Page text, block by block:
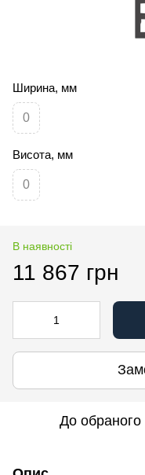
Ширина, мм
0
Висота, мм
0
В наявності
11 867 грн
До обраного